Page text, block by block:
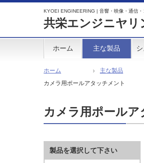
KYOEI ENGINEERING | 音響・映像・通信
共栄エンジニヤリ
ホーム 主な製品
ホーム 主な製品
カメラ用ポールアタッチメント
カメラ用ポールア
製品を選択して下さい